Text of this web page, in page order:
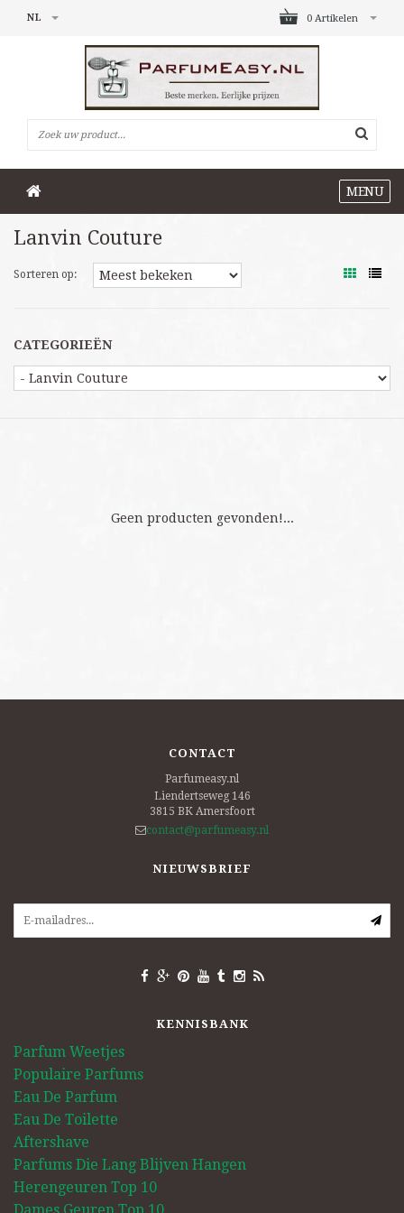
0 Artikelen
NL
MENU
Lanvin Couture
Sorteren op:
CATEGORIEËN
Geen producten gevonden!...
CONTACT
Parfumeasy.nl
Liendertseweg 146
3815 BK Amersfoort
contact@parfumeasy.nl
NIEUWSBRIEF
KENNISBANK
Parfum Weetjes
Populaire Parfums
Eau De Parfum
Eau De Toilette
Aftershave
Parfums Die Lang Blijven Hangen
Herengeuren Top 10